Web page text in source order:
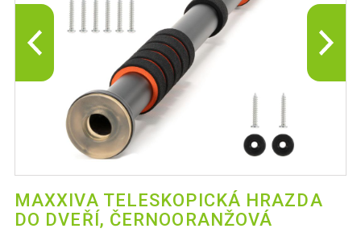
MAXXIVA TELESKOPICKÁ HRAZDA
DO DVEŘÍ, ČERNOORANŽOVÁ